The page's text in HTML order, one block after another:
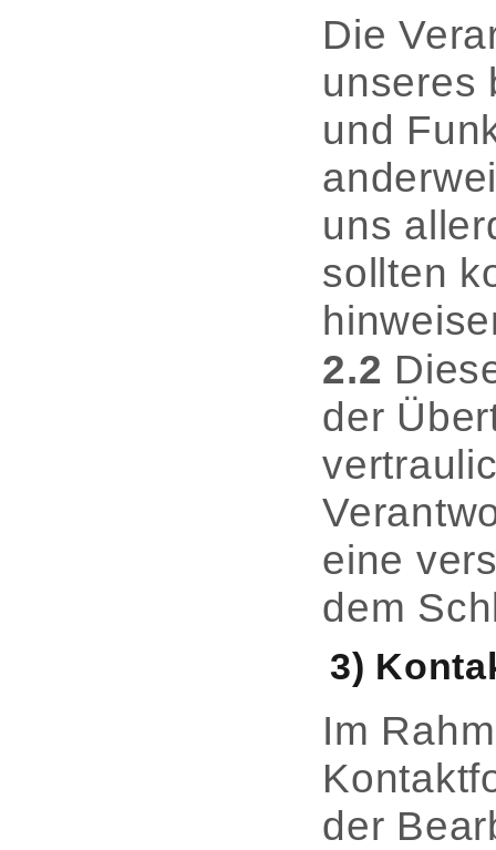
Die
unseres
und
uns
sollten
2.2
der
eine
dem
3)
Im
der